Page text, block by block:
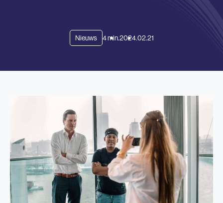
Nieuws 4 min.2024.02.21